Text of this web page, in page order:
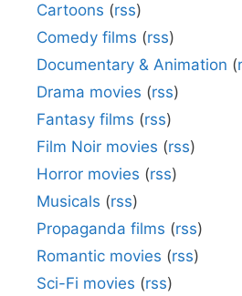
Cartoons (rss)
Comedy films (rss)
Documentary & Animation (
Drama movies (rss)
Fantasy films (rss)
Film Noir movies (rss)
Horror movies (rss)
Musicals (rss)
Propaganda films (rss)
Romantic movies (rss)
Sci-Fi movies (rss)